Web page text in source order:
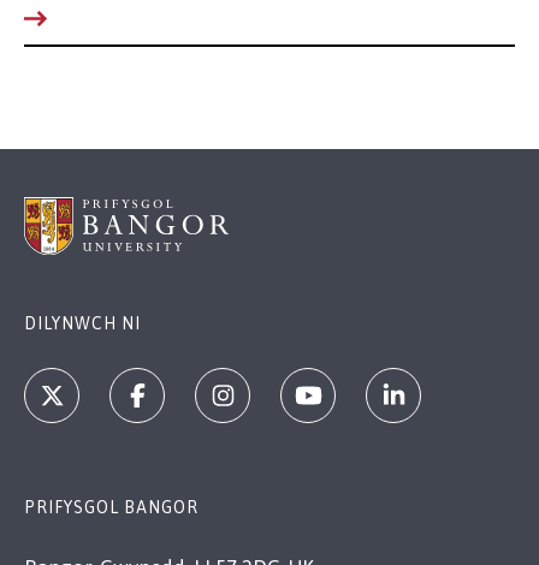
DILYNWCH NI
PRIFYSGOL BANGOR